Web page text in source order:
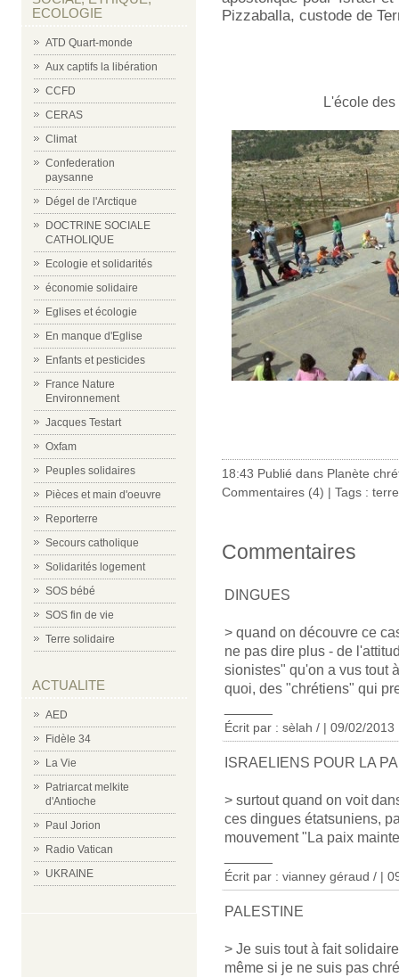
ECOLOGIE
ATD Quart-monde
Aux captifs la libération
CCFD
CERAS
Climat
Confederation
paysanne
Dégel de l'Arctique
DOCTRINE SOCIALE
CATHOLIQUE
Ecologie et solidarités
économie solidaire
Eglises et écologie
En manque d'Eglise
Enfants et pesticides
France Nature
Environnement
Jacques Testart
Oxfam
Peuples solidaires
Pièces et main d'oeuvre
Reporterre
Secours catholique
Solidarités logement
SOS bébé
SOS fin de vie
Terre solidaire
ACTUALITE
AED
Fidèle 34
La Vie
Patriarcat melkite
d'Antioche
Paul Jorion
Radio Vatican
UKRAINE
Pizzaballa, custode de
L'école
18:43 Publié dans Planète
Commentaires (4) | Tags :
Commentaires
DINGUES
> quand on découvre ce
ne pas dire plus - de
sionistes" qu'on a vus tout
quoi, des "chrétiens" qui
Écrit par : sèlah / | 09/02/2013
ISRAELIENS POUR LA
> surtout quand on voit
ces dingues étatsuniens,
mouvement "La paix
Écrit par : vianney géraud / |
PALESTINE
> Je suis tout à fait
même si je ne suis pas